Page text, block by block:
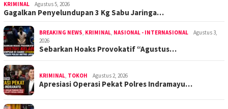
KRIMINAL Agustus 5, 2026
Gagalkan Penyelundupan 3 Kg Sabu Jaringa…
BREAKING NEWS, KRIMINAL, NASIONAL - INTERNASIONAL
Agustus 3,
2026
Sebarkan Hoaks Provokatif “Agustus…
KRIMINAL, TOKOH Agustus 2, 2026
Apresiasi Operasi Pekat Polres Indramayu…